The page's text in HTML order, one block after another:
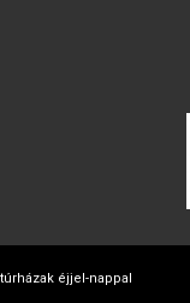
éjjel-nappal